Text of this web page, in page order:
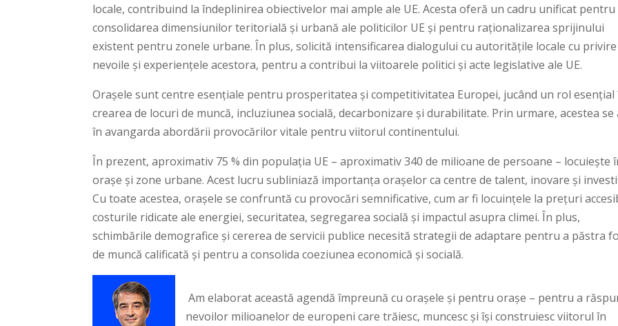
locale, contribuind la îndeplinirea obiectivelor mai ample ale UE. Acesta oferă un cadru unificat pentru
consolidarea dimensiunilor teritorială și urbană ale politicilor UE și pentru raționalizarea sprijinului
existent pentru zonele urbane. În plus, solicită intensificarea dialogului cu autoritățile locale cu privire
nevoile și experiențele acestora, pentru a contribui la viitoarele politici și acte legislative ale UE.
Orașele sunt centre esențiale pentru prosperitatea și competitivitatea Europei, jucând un rol esențial
crearea de locuri de muncă, incluziunea socială, decarbonizare și durabilitate. Prin urmare, acestea se
în avangarda abordării provocărilor vitale pentru viitorul continentului.
În prezent, aproximativ 75 % din populația UE – aproximativ 340 de milioane de persoane – locuiește
orașe și zone urbane. Acest lucru subliniază importanța orașelor ca centre de talent, inovare și
Cu toate acestea, orașele se confruntă cu provocări semnificative, cum ar fi locuințele la prețuri
costurile ridicate ale energiei, securitatea, segregarea socială și impactul asupra climei. În plus,
schimbările demografice și cererea de servicii publice necesită strategii de adaptare pentru a păstra
de muncă calificată și pentru a consolida coeziunea economică și socială.
Am elaborat această agendă împreună cu orașele și pentru orașe – pentru a
nevoilor milioanelor de europeni care trăiesc, muncesc și își construiesc viitorul în